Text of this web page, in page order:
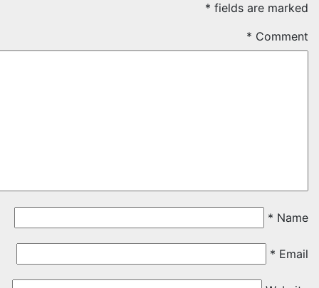
fields are
*
*
*
*